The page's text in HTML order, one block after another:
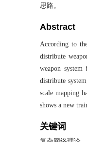
思路。
Abstract
According to
distribute
weapon
distribute
scale mapping
shows a new
关键词